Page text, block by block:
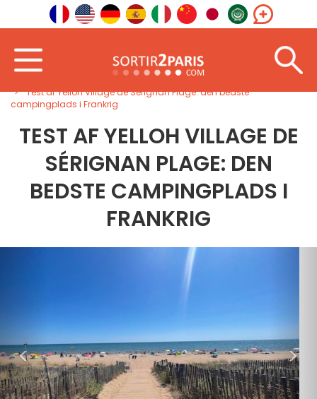
Test af Yelloh Village de Sérignan Plage: den bedste
campingplads i Frankrig
TEST AF YELLOH VILLAGE DE
SÉRIGNAN PLAGE: DEN
BEDSTE CAMPINGPLADS I
FRANKRIG
< >